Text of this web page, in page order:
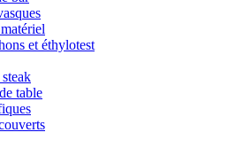
et éthylotest
table